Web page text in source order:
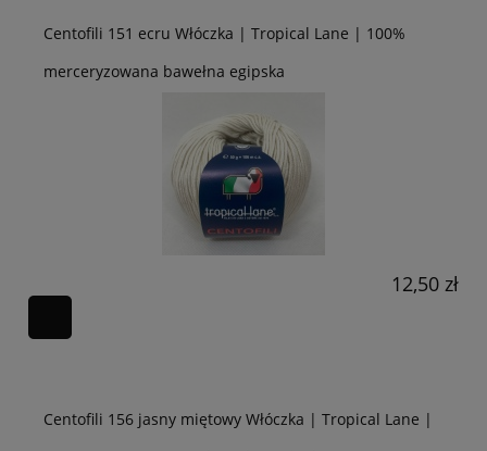
Centofili 151 ecru Włóczka | Tropical Lane | 100%
merceryzowana bawełna egipska
12,50 zł
Centofili 156 jasny miętowy Włóczka | Tropical Lane |